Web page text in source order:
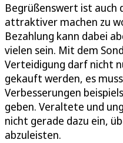
Begrüßenswert ist auch
attraktiver machen zu
Bezahlung kann dabei
vielen sein. Mit dem
Verteidigung darf nicht
gekauft werden, es
Verbesserungen
geben. Veraltete und
nicht gerade dazu ein,
abzuleisten.